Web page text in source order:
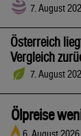
7. August
Österreich
Vergleich
7. August
Ölpreise